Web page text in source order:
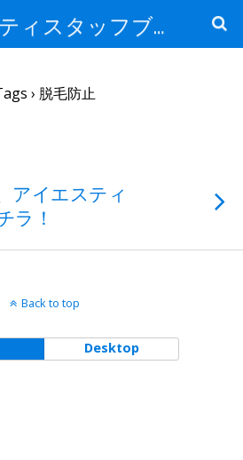
アイエスティスタッフブログ
› 脱毛防止
アイエスティ
ラ！
Back to top
Desktop